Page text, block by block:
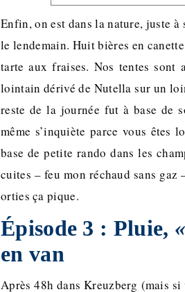
Enfin, on est dans la nature, juste
le lendemain. Huit bières en
tarte aux fraises. Nos tentes sont
lointain dérivé de Nutella sur un
reste de la journée fut à base de
même s’inquiète parce vous êtes
base de petite rando dans les
cuites – feu mon réchaud sans
orties ça pique.
Épisode 3 : Pluie,
en van
Après 48h dans Kreuzberg (mais si